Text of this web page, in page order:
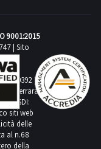
| Sito
Via
|
di Ferrara
| SDI:
siti web
delle
al n.68
della
9001:2015